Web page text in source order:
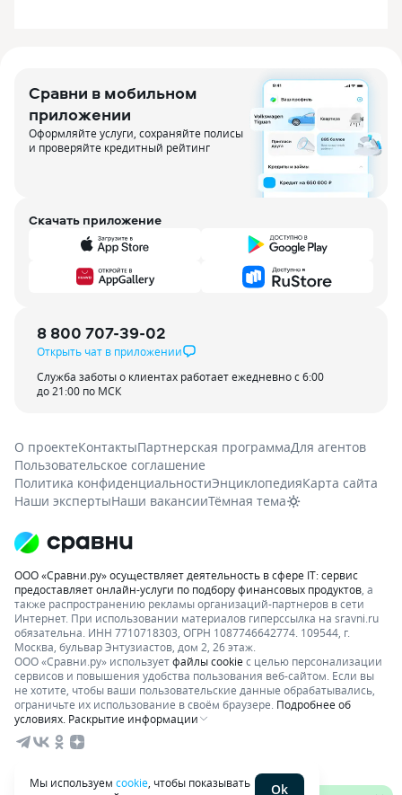
Сравни в мобильном
приложении
Оформляйте услуги, сохраняйте полисы
и проверяйте кредитный рейтинг
Скачать приложение
8 800 707-39-02
Открыть чат в приложении
Служба заботы о клиентах работает ежедневно с 6:00
до 21:00 по МСК
О проектеКонтактыПартнерская программаДля агентов
Пользовательское соглашение
Политика конфиденциальностиЭнциклопедияКарта сайта
Наши экспертыНаши вакансииТёмная тема
ООО «Сравни.ру» осуществляет деятельность в сфере IT: сервис
предоставляет онлайн-услуги по подбору финансовых продуктов , а
также распространению рекламы организаций-партнеров в сети
Интернет. При использовании материалов гиперссылка на sravni.ru
обязательна. ИНН 7710718303, ОГРН 1087746642774. 109544, г.
Москва, бульвар Энтузиастов, дом 2, 26 этаж.
ООО «Сравни.ру» используетфайлы cookieс целью персонализации
сервисов и повышения удобства пользования веб-сайтом. Если вы
не хотите, чтобы ваши пользовательские данные обрабатывались,
ограничьте их использование в своём браузере. Подробнее об
условиях. Раскрытие информации
Мы используем cookie , чтобы показывать
Ok